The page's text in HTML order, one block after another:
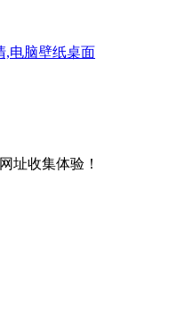
,电脑壁纸桌面
址收集体验！